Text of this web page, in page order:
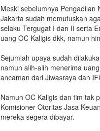
Meski sebelumnya Pengadilan
Jakarta sudah memutuskan
selaku Tergugat I dan II serta
uang OC Kaligis dkk, namun
Sejumlah upaya sudah
namun alih-alih menerima
ancaman dari Jiwasraya dan
Namun OC Kaligis dan tim tak
Komisioner Otoritas Jasa
mereka segera dibayar.